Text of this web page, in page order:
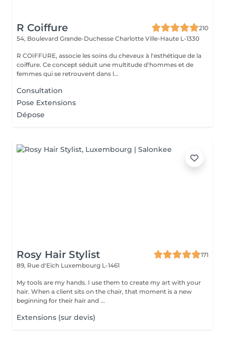
R Coiffure
210
54, Boulevard Grande-Duchesse Charlotte Ville-Haute L-1330
R COIFFURE, associe les soins du cheveux à l'esthétique de la
coiffure. Ce concept séduit une multitude d'hommes et de
femmes qui se retrouvent dans l...
Consultation
Pose Extensions
Dépose
Rosy Hair Stylist
171
89, Rue d'Eich Luxembourg L-1461
My tools are my hands. I use them to create my art with your
hair. When a client sits on the chair, that moment is a new
beginning for their hair and ...
Extensions (sur devis)